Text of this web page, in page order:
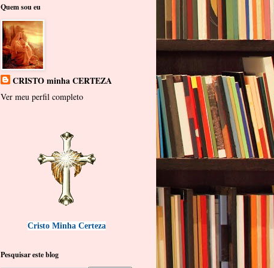
Quem sou eu
CRISTO minha CERTEZA
Ver meu perfil completo
Cristo Minha Certeza
Pesquisar este blog